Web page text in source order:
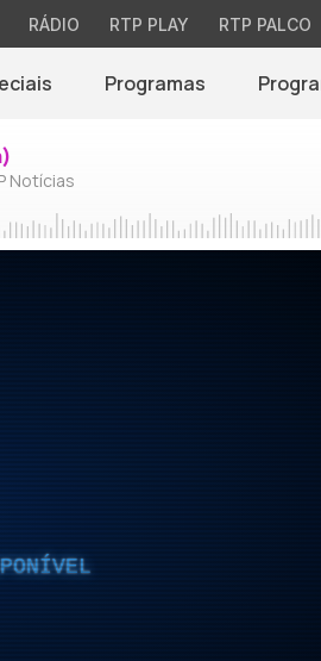
RÁDIO RTP PLAY RTP PALCO
Programas
Notícias